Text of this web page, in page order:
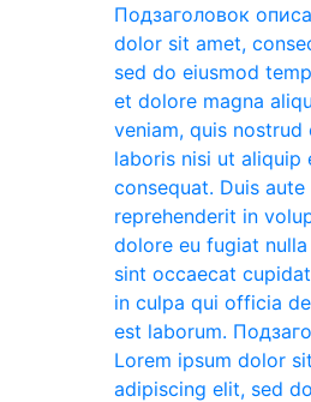
Подзаголовок
dolor sit amet,
sed do eiusmod
et dolore magna
veniam, quis
laboris nisi ut aliquip
consequat. Duis
reprehenderit in
dolore eu fugiat
sint occaecat
in culpa qui officia
est laborum.
Lorem ipsum dolor
adipiscing elit, sed